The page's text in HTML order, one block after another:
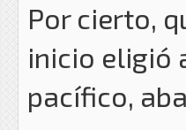
Por cierto,
inicio eligió
pacífico,